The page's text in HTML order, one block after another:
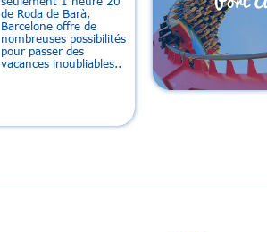
de Roda de Barà,
Barcelone offre de
nombreuses possibilités
pour passer des
vacances inoubliables..